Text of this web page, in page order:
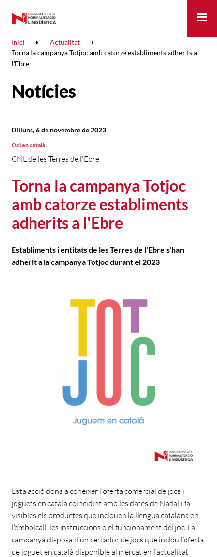
Inici
Actualitat
Torna la campanya Totjoc amb catorze establiments adherits a
l'Ebre
Notícies
Torna la campanya Totjoc
amb catorze establiments
adherits a l'Ebre
CNL de les Terres de l'Ebre
Dilluns, 6 de novembre de 2023
Oci en català
Establiments i entitats de les Terres de l'Ebre s'han
adherit a la campanya Totjoc durant el 2023
Esta acció dona a conèixer l'oferta comercial de jocs i
joguets en català coincidint amb les dates de Nadal i fa
visibles els productes que inclouen la llengua catalana en
l’embolcall, les instruccions o el funcionament del joc. La
campanya disposa d’un cercador de jocs que inclou l’oferta
de joguet en català disponible al mercat en l’actualitat,